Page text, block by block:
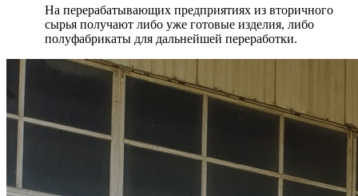
На перерабатывающих предприятиях из вторичного
сырья получают либо уже готовые изделия, либо
полуфабрикаты для дальнейшей переработки.